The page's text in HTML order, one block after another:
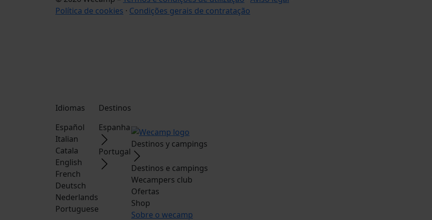
Política de cookies · Condições gerais de contratação
Idiomas
Español
Italian
Catala
English
French
Deutsch
Nederlands
Portuguese
Destinos
Espanha
Portugal
Destinos y campings
Destinos e campings
Wecampers club
Ofertas
Shop
Sobre o wecamp